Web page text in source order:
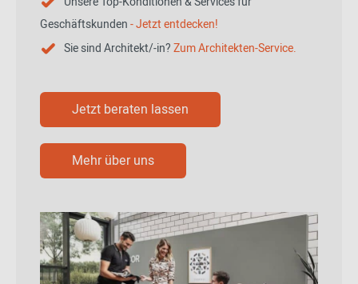
Geschäftskunden- Jetzt entdecken!
Sie sind Architekt/-in?Zum Architekten-Service.
Jetzt beraten lassen
Mehr über uns